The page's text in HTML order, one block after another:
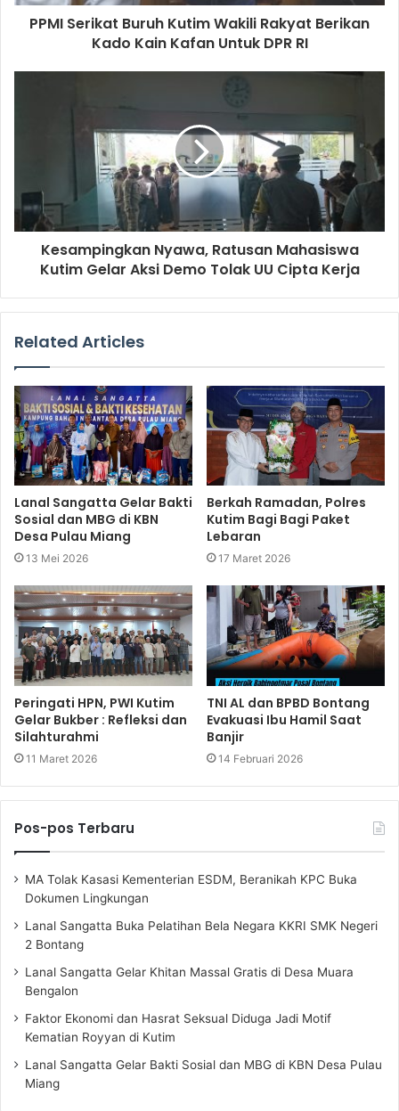
PPMI Serikat Buruh Kutim Wakili Rakyat Berikan
Kado Kain Kafan Untuk DPR RI
Kesampingkan Nyawa, Ratusan Mahasiswa
Kutim Gelar Aksi Demo Tolak UU Cipta Kerja
Related Articles
Lanal Sangatta Gelar Bakti
Sosial dan MBG di KBN
Desa Pulau Miang
13 Mei 2026
Berkah Ramadan, Polres
Kutim Bagi Bagi Paket
Lebaran
17 Maret 2026
Peringati HPN, PWI Kutim
Gelar Bukber : Refleksi dan
Silahturahmi
11 Maret 2026
TNI AL dan BPBD Bontang
Evakuasi Ibu Hamil Saat
Banjir
14 Februari 2026
Pos-pos Terbaru
MA Tolak Kasasi Kementerian ESDM, Beranikah KPC Buka
Dokumen Lingkungan
Lanal Sangatta Buka Pelatihan Bela Negara KKRI SMK Negeri
2 Bontang
Lanal Sangatta Gelar Khitan Massal Gratis di Desa Muara
Bengalon
Faktor Ekonomi dan Hasrat Seksual Diduga Jadi Motif
Kematian Royyan di Kutim
Lanal Sangatta Gelar Bakti Sosial dan MBG di KBN Desa Pulau
Miang